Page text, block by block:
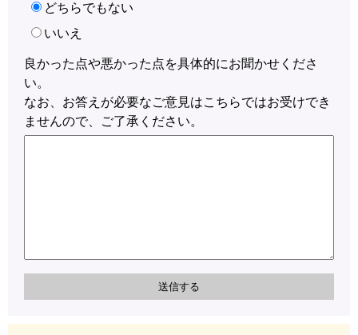
どちらでもない
いいえ
良かった点や悪かった点を具体的にお聞かせくださ
い。
なお、お答えが必要なご意見はこちらではお受けでき
ませんので、ご了承ください。